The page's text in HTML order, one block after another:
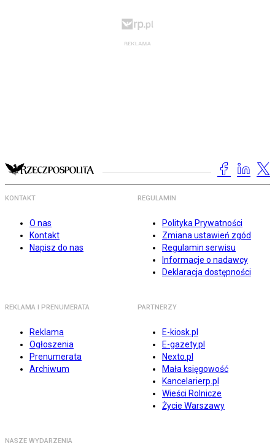
KONTAKT
O nas
Kontakt
Napisz do nas
REGULAMIN
Polityka Prywatności
Zmiana ustawień zgód
Regulamin serwisu
Informacje o nadawcy
Deklaracja dostępności
REKLAMA I PRENUMERATA
Reklama
Ogłoszenia
Prenumerata
Archiwum
PARTNERZY
E-kiosk.pl
E-gazety.pl
Nexto.pl
Mała księgowość
Kancelarierp.pl
Wieści Rolnicze
Życie Warszawy
NASZE WYDARZENIA